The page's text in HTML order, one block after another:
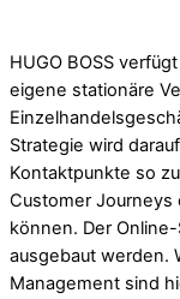
HUGO BOSS
eigene stationäre
Strategie wird
Kontaktpunkte so
Customer Journeys
können. Der
ausgebaut werden.
Management sind